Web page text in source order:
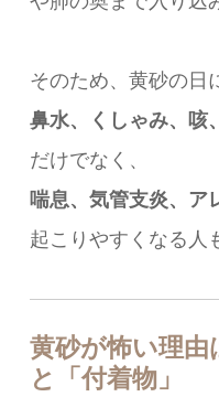
そのため、黄砂の日
鼻水、くしゃみ、咳
だけでなく、
喘息、気管支炎、ア
起こりやすくなる人
黄砂が怖い理由
と「付着物」